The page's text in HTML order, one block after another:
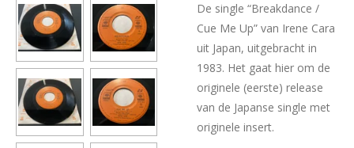
De single “Breakdance /
Cue Me Up” van Irene Cara
uit Japan, uitgebracht in
1983. Het gaat hier om de
originele (eerste) release
van de Japanse single met
originele insert.